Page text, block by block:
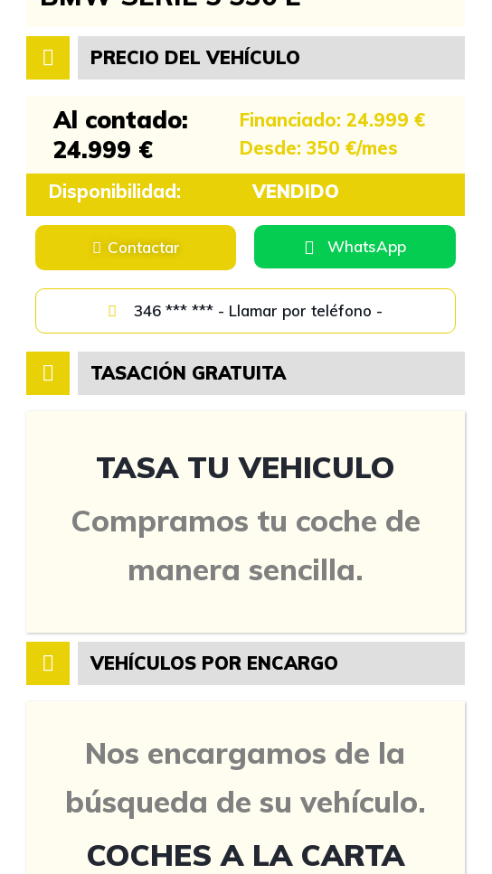
PRECIO DEL VEHÍCULO
Al contado:
24.999 €
Financiado: 24.999 €
Desde: 350 €/mes
Disponibilidad:
VENDIDO
Contactar WhatsApp
346 *** *** - Llamar por teléfono -
TASACIÓN GRATUITA
TASA TU VEHICULO
Compramos tu coche de
manera sencilla.
VEHÍCULOS POR ENCARGO
Nos encargamos de la
búsqueda de su vehículo.
COCHES A LA CARTA